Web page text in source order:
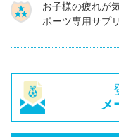
お子様の疲れが
ポーツ専用サプ
メ